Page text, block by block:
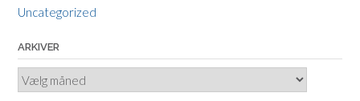
Uncategorized
ARKIVER
Arkiver